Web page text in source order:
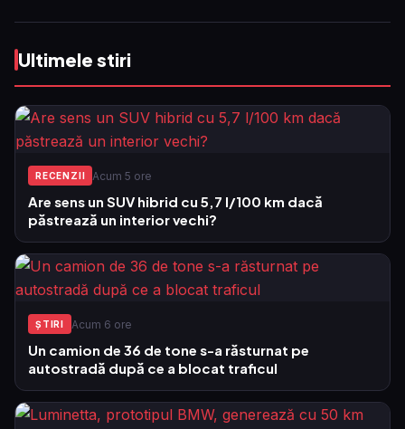
Ultimele stiri
RECENZII Acum 5 ore
Are sens un SUV hibrid cu 5,7 l/100 km dacă
păstrează un interior vechi?
ŞTIRI Acum 6 ore
Un camion de 36 de tone s-a răsturnat pe
autostradă după ce a blocat traficul